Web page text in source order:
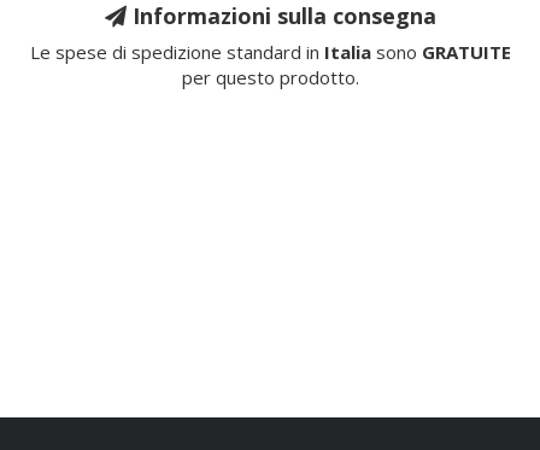
Informazioni sulla consegna
Le spese di spedizione standard in Italiasono GRATUITE
per questo prodotto.